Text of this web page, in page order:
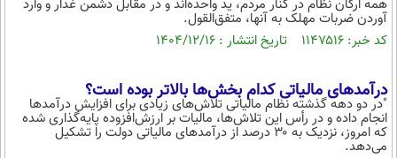
همه ارکان نظام در کنار مردم، ید واحده‌اند و در مقابل دشمن غدار و وارد
آوردن ضربات مهلک به آنها، متفق‌القول.
کد خبر: ۱۱۴۷۵۱۶ تاریخ انتشار : ۱۴۰۴/۱۲/۱۶
درآمدهای مالیاتی کدام بخش‌ها بالاتر بوده است؟
"در دو دهه گذشته نظام مالیاتی تلاش‌های زیادی برای افزایش درآمدها
انجام داده و در رأس این تلاش‌ها، مالیات بر ارزش‌افزوده پایه‌گذاری شده
که امروز، نزدیک به ۳۰ درصد از درآمدهای مالیاتی دولت را تشکیل
می‌دهد.